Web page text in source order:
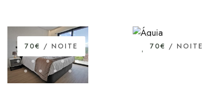
70€ / NOITE 70€ / NOITE